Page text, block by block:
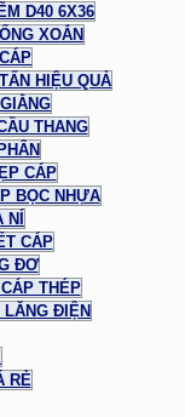
D40 6X36
XOẮN
HIỆU QUẢ
THANG
CÁP
BỌC NHỰA
NÍ
CÁP
ĐƠ
THÉP
LĂNG ĐIỆN
RẺ